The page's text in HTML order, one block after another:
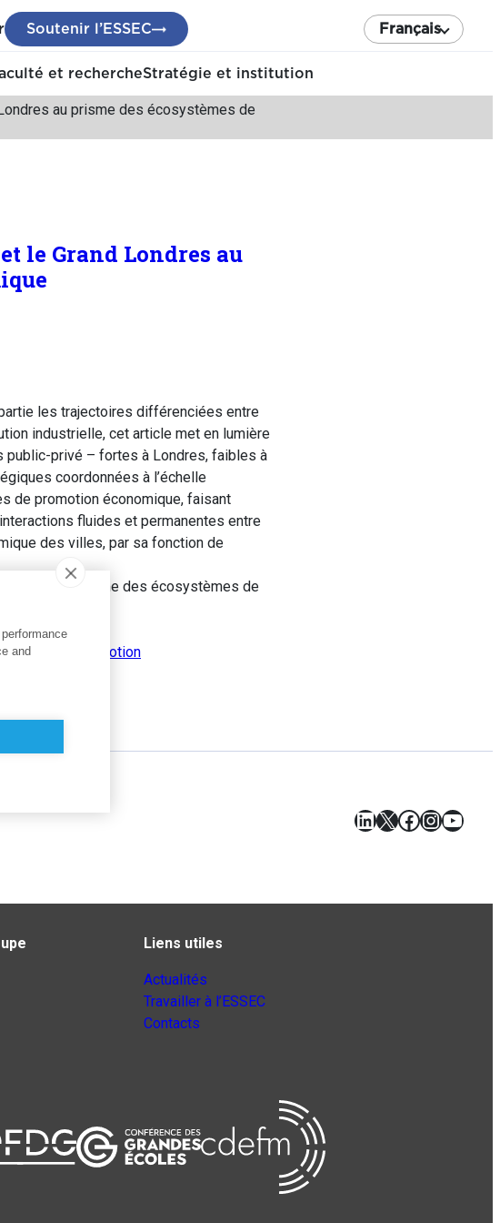
Soutenir l’ESSEC Français
et rechercheStratégie et institution
au prisme des écosystèmes de
le Grand Londres au
les trajectoires différenciées entre
industrielle, cet article met en lumière
public-privé – fortes à Londres, faibles à
coordonnées à l’échelle
de promotion économique, faisant
fluides et permanentes entre
des villes, par sa fonction de
Londres au prisme des écosystèmes de
, economic promotion
LinkedIn
X Facebook
Liens utiles
Actualités
Travailler à l’ESSEC
Contacts
and